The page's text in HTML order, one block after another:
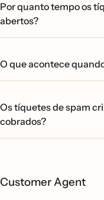
Por quanto tempo os
abertos?
O que acontece
Os tíquetes de spam
cobrados?
Customer Agent